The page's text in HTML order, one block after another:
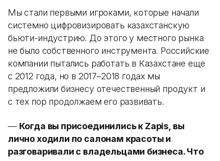
Мы стали первыми игроками, которые начали
системно цифровизировать казахстанскую
бьюти-индустрию. До этого у местного рынка
не было собственного инструмента. Российские
компании пытались работать в Казахстане еще
с 2012 года, но в 2017–2018 годах мы
предложили бизнесу отечественный продукт и
с тех пор продолжаем его развивать.
— Когда вы присоединились к Zapis, вы
лично ходили по салонам красоты и
разговаривали с владельцами бизнеса. Что